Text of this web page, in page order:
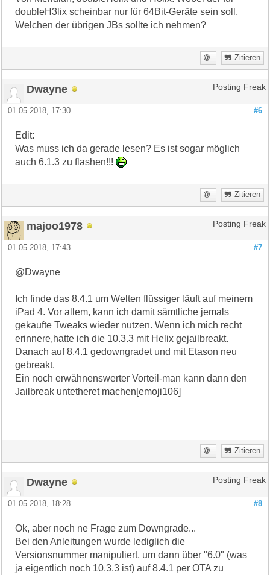
doubleH3lix scheinbar nur für 64Bit-Geräte sein soll.
Welchen der übrigen JBs sollte ich nehmen?
Zitieren
Dwayne Posting Freak
#6
01.05.2018, 17:30
Edit:
Was muss ich da gerade lesen? Es ist sogar möglich
auch 6.1.3 zu flashen!!!
Zitieren
majoo1978 Posting Freak
#7
01.05.2018, 17:43
@Dwayne
Ich finde das 8.4.1 um Welten flüssiger läuft auf meinem
iPad 4. Vor allem, kann ich damit sämtliche jemals
gekaufte Tweaks wieder nutzen. Wenn ich mich recht
erinnere,hatte ich die 10.3.3 mit Helix gejailbreakt.
Danach auf 8.4.1 gedowngradet und mit Etason neu
gebreakt.
Ein noch erwähnenswerter Vorteil-man kann dann den
Jailbreak untetheret machen[emoji106]
Zitieren
Dwayne Posting Freak
#8
01.05.2018, 18:28
Ok, aber noch ne Frage zum Downgrade...
Bei den Anleitungen wurde lediglich die
Versionsnummer manipuliert, um dann über "6.0" (was
ja eigentlich noch 10.3.3 ist) auf 8.4.1 per OTA zu